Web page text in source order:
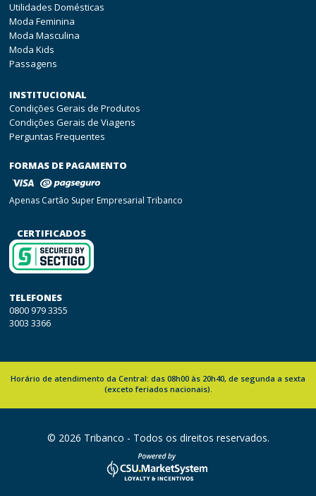
Utilidades Domésticas
Moda Feminina
Moda Masculina
Moda Kids
Passagens
INSTITUCIONAL
Condições Gerais de Produtos
Condições Gerais de Viagens
Perguntas Frequentes
FORMAS DE PAGAMENTO
Apenas Cartão Super Empresarial Tribanco
CERTIFICADOS
TELEFONES
0800 979 3355
3003 3366
Horário de atendimento da Central: das 08h00 às 20h40, de segunda a sexta
(exceto feriados nacionais).
© 2026 Tribanco - Todos os direitos reservados.